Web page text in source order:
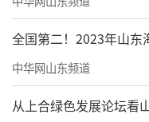
全国第二！2023年山东
中华网山东频道
从上合绿色发展论坛看